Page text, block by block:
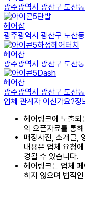
광주광역시 광산구 도산
단발
헤어샵
광주광역시 광산구 도산
하정헤어터치
헤어샵
광주광역시 광산구 도산
Dash
헤어샵
광주광역시 광산구 도산
업체 관계자 이신가요?정
헤어링크에 노출되
의 오픈자료를 통
매장사진, 소개글,
내용은 업체 요청
경될 수 있습니다.
헤어링크는 업체
하지 않으며 법적